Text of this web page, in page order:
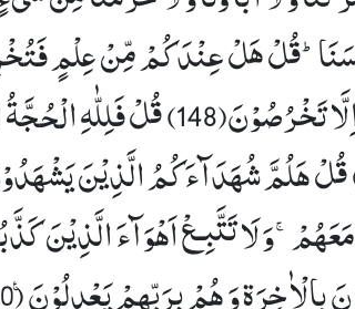
قُلْ هَلْ عِنْدَكُمْ مِّنْ عِلْمٍ
تَخْرُصُوْنَ(148)
قُلْ فَلِلّٰهِ
قُلْ هَلُمَّ شُهَدَآءَكُمُ الَّذِیْنَ
وَ لَا تَتَّبِـعْ اَهْوَآءَ الَّذِیْنَ
بِالْاٰخِرَةِ وَ هُمْ بِرَبِّهِمْ یَعْدِلُوْنَ۠ (150)